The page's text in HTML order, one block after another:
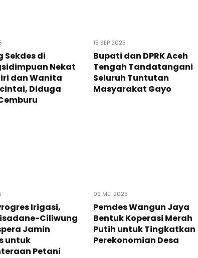
Sekdes di
Nekat
dan Wanita
Diduga
15 SEP 2025
Bupati dan DPRK Aceh
Tengah Tandatangani
Seluruh Tuntutan
Masyarakat Gayo
Irigasi,
Ciliwung
Jamin
untuk
Petani
09 MEI 2025
Pemdes Wangun Jaya
Bentuk Koperasi Merah
Putih untuk Tingkatkan
Perekonomian Desa